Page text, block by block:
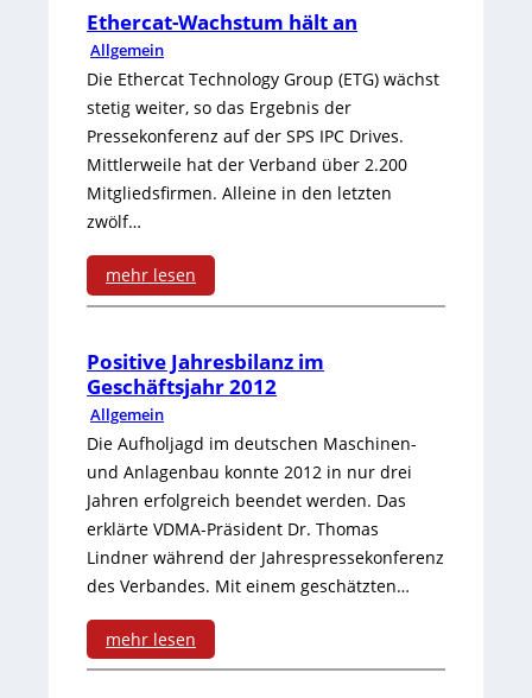
e
s
m
i
t
B
t
-
P
o
r
t
s
-
D
r
e
h
g
e
e
r
C
o
n
d
i
t
i
o
n
M
o
n
i
t
o
Ethercat-Wachstum hält an
Allgemein
Die Ethercat Technology Group (ETG) wächst
stetig weiter, so das Ergebnis der
Pressekonferenz auf der SPS IPC Drives.
Mittlerweile hat der Verband über 2.200
Mitgliedsfirmen. Alleine in den letzten
zwölf…
mehr lesen
:
E
t
h
e
r
c
t
Positive Jahresbilanz im
Geschäftsjahr 2012
Allgemein
Die Aufholjagd im deutschen Maschinen-
und Anlagenbau konnte 2012 in nur drei
Jahren erfolgreich beendet werden. Das
erklärte VDMA-Präsident Dr. Thomas
Lindner während der Jahrespressekonferenz
des Verbandes. Mit einem geschätzten…
mehr lesen
: